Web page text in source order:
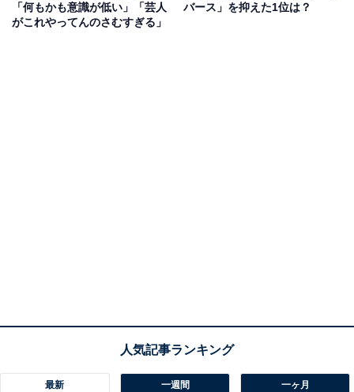
「何もかも意識が低い」「芸人
がこれやってんのさむすぎる」
バース」を抑えた1位は？
最新 一週間 一ヶ月